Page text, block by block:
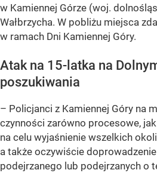
w Kamiennej Górze (woj.
Wałbrzycha. W pobliżu miejsca
w ramach Dni Kamiennej Góry.
Atak na 15-latka na
poszukiwania
– Policjanci z Kamiennej Góry na
czynności zarówno procesowe,
na celu wyjaśnienie wszelkich
a także oczywiście
podejrzanego lub podejrzanych o